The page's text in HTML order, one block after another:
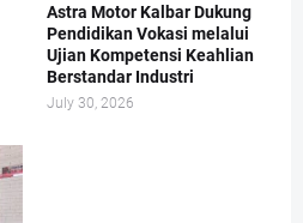
Astra Motor Kalbar Dukung
Pendidikan Vokasi melalui
Ujian Kompetensi Keahlian
Berstandar Industri
July 30, 2026